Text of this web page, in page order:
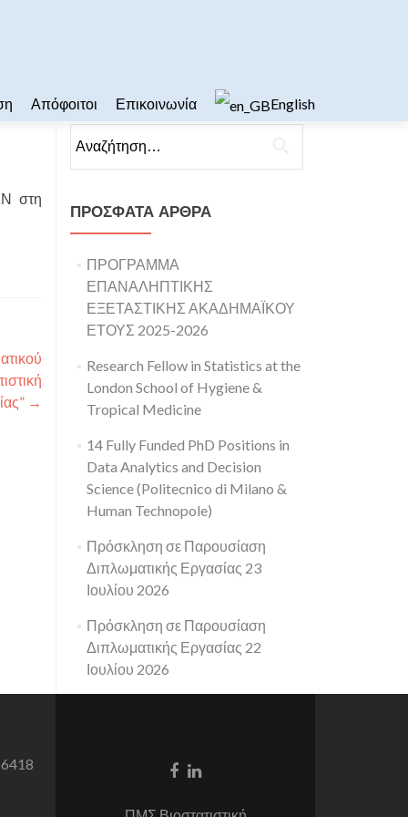
Απόφοιτοι Επικοινωνία English
στη
→
ΠΡΌΣΦΑΤΑ ΆΡΘΡΑ
ΠΡΟΓΡΑΜΜΑ
ΕΠΑΝΑΛΗΠΤΙΚΗΣ
ΕΞΕΤΑΣΤΙΚΗΣ ΑΚΑΔΗΜΑΪΚΟΥ
ΕΤΟΥΣ 2025-2026
Research Fellow in Statistics at the
London School of Hygiene &
Tropical Medicine
14 Fully Funded PhD Positions in
Data Analytics and Decision
Science (Politecnico di Milano &
Human Technopole)
Πρόσκληση σε Παρουσίαση
Διπλωματικής Εργασίας 23
Ιουλίου 2026
Πρόσκληση σε Παρουσίαση
Διπλωματικής Εργασίας 22
Ιουλίου 2026
Facebook
Linkedin